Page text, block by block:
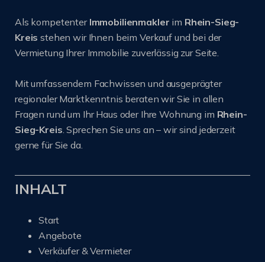
Als kompetenter Immobilienmakler im Rhein-Sieg-
Kreisstehen wir Ihnen beim Verkauf und bei der
Vermietung Ihrer Immobilie zuverlässig zur Seite.
Mit umfassendem Fachwissen und ausgeprägter
regionaler Marktkenntnis beraten wir Sie in allen
Fragen rund um Ihr Haus oder Ihre Wohnung im Rhein-
Sieg-Kreis. Sprechen Sie uns an – wir sind jederzeit
gerne für Sie da.
INHALT
Start
Angebote
Verkäufer & Vermieter